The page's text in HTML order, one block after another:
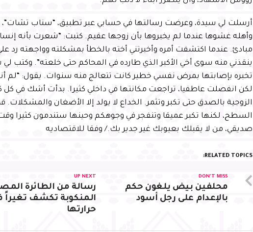
أرسلت لي سيدة، وعرضت رسالتها في حسابي عبر تطبيق، “سناب تشات”،
وأهله غشوها عندما لم يخبروها بأن زوجها عقيم. كتبت: “شعرت بأنه
مبادئ. عندما اكتشفت أمره وأخبرتني أخته بالخطأ بمشكلته وواجهته رد
ينقذني منه سوى أخي الأكبر الذي طارده في المحاكم حتى خلعته”. وكتب
تخبره بإصابتها بمرض نفسي خطير كانت تتعالج منه سنوات. يقول: “لم
لكن انفصلت عاطفيا، تراجعت مكانتها في داخلي كثيرا. بدأت أشك في كل
الزوجية بالصدق حتى تكبر وتثمر. الخداع لا يولد إلا الأضغان والمشكلات.
السطح، لكنها تكبر عميقا وتنفجر في وجوهكم وحينها ستندمون كثيرا وقت
صديقي، من لا يقبلك بعيوبك غير جدير بك./ وفقا للاقتصاديه
RELATED TOPICS:
UP NEXT
رسالة من الطائرة
المنكوبة تكشف تغيراً
حرارتها
DON'T MISS
محلفين بيض يلغون حكم
بالإعدام على رجل أسود